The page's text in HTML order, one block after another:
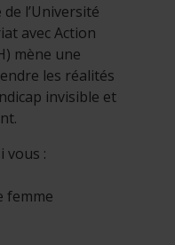
l’Université
avec Action
mène une
les réalités
invisible et
vous :
femme